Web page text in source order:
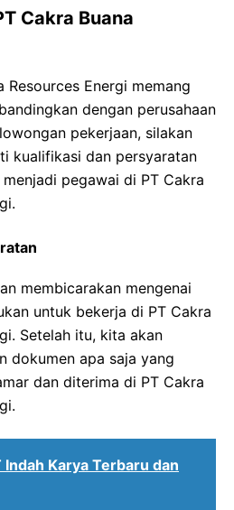
Cakra Buana
Resources Energi memang
dengan perusahaan
pekerjaan, silakan
kualifikasi dan persyaratan
pegawai di PT Cakra
membicarakan mengenai
untuk bekerja di PT Cakra
Setelah itu, kita akan
dokumen apa saja yang
dan diterima di PT Cakra
Indah Karya Terbaru dan